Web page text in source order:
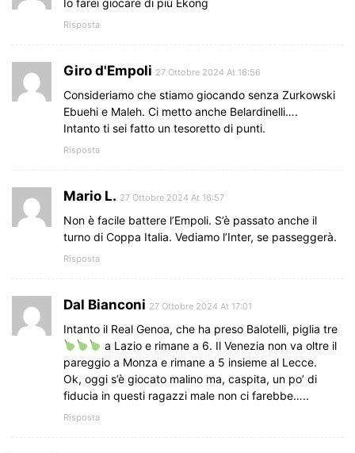
Io farei giocare di più Ekong
Risposta
Giro d'Empoli 27 Ottobre 2024 At 16:56
Consideriamo che stiamo giocando senza Zurkowski
Ebuehi e Maleh. Ci metto anche Belardinelli….
Intanto ti sei fatto un tesoretto di punti.
Risposta
Mario L. 27 Ottobre 2024 At 16:57
Non è facile battere l’Empoli. S’è passato anche il
turno di Coppa Italia. Vediamo l’Inter, se passeggerà.
Risposta
Dal Bianconi 27 Ottobre 2024 At 17:01
Intanto il Real Genoa, che ha preso Balotelli, piglia tre
a Lazio e rimane a 6. Il Venezia non va oltre il
pareggio a Monza e rimane a 5 insieme al Lecce.
Ok, oggi s’è giocato malino ma, caspita, un po’ di
fiducia in questi ragazzi male non ci farebbe…..
Risposta